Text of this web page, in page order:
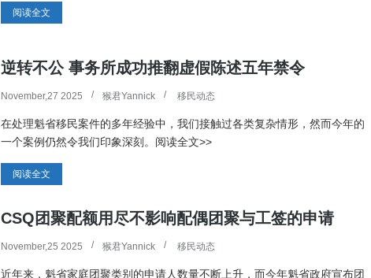
阅读全文
逆转不公 事务所成功推翻虚假陈述五年禁令
November,27 2025 猴君Yannick 移民动态
在处理魁省移民案件的多年经验中，我们接触过各类复杂情形，然而今年的
一个案例仍然令我们印象深刻。阅读全文>>
阅读全文
CSQ团聚配额用尽不影响配偶团聚与工签的申请
November,25 2025 猴君Yannick 移民动态
近年来，魁省家庭团聚类别的申请人数量不断上升，而今年魁省政府宣布团